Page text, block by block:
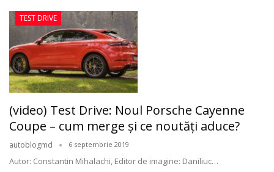
TEST DRIVE
(video) Test Drive: Noul Porsche Cayenne
Coupe – cum merge și ce noutăți aduce?
autoblogmd 6 septembrie 2019
Autor: Constantin Mihalachi, Editor de imagine: Daniliuc…